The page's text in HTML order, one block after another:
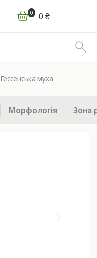
0 0 ₴
Гессенська муха
Морфологія Зона